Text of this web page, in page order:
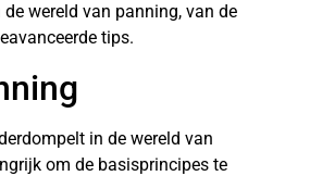
wereld van panning, van de
tips.
in de wereld van
om de basisprincipes te